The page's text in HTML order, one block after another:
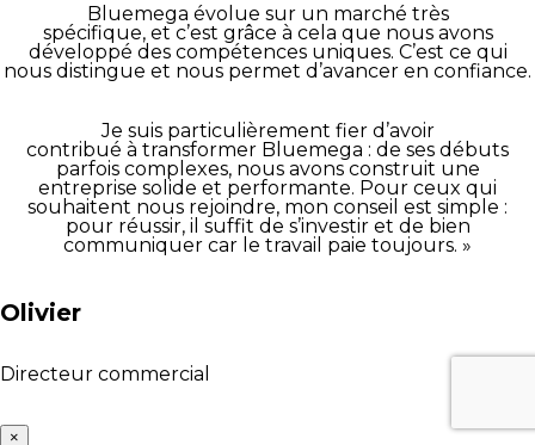
Bluemega évolue sur un marché très
spécifique, et c’est grâce à cela que nous avons
développé des compétences uniques. C’est ce qui
nous distingue et nous permet d’avancer en confiance.
Je suis particulièrement fier d’avoir
contribué à transformer Bluemega : de ses débuts
parfois complexes, nous avons construit une
entreprise solide et performante. Pour ceux qui
souhaitent nous rejoindre, mon conseil est simple :
pour réussir, il suffit de s’investir et de bien
communiquer car le travail paie toujours. »
Olivier
Directeur commercial
×